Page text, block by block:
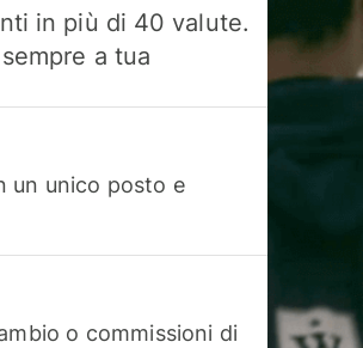
in più di 40 valute.
a tua
un unico posto e
o commissioni di